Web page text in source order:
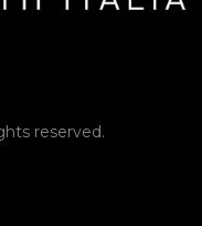
reserved.